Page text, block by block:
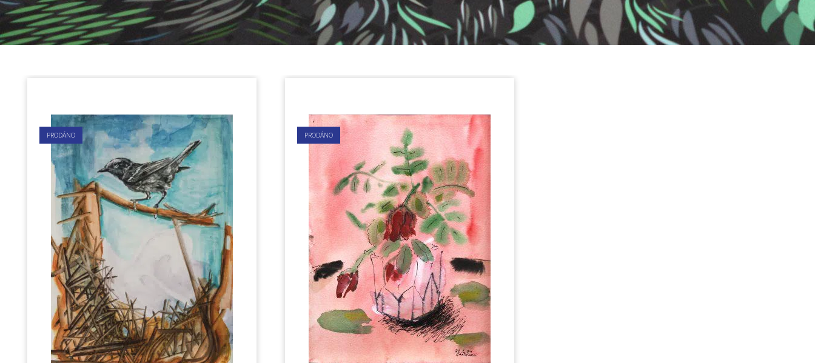
PRODÁNO PRODÁNO